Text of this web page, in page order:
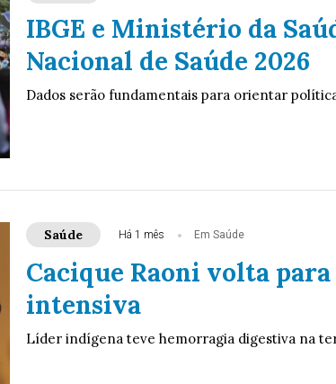
IBGE e Ministério da
Nacional de Saúde 2026
Dados serão fundamentais para orientar
Saúde Há 1 mês Em Saúde
Cacique Raoni volta
intensiva
Líder indígena teve hemorragia digestiva na